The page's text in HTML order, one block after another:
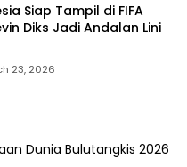
Siap Tampil di FIFA
Diks Jadi Andalan Lini
23, 2026
Dunia Bulutangkis 2026